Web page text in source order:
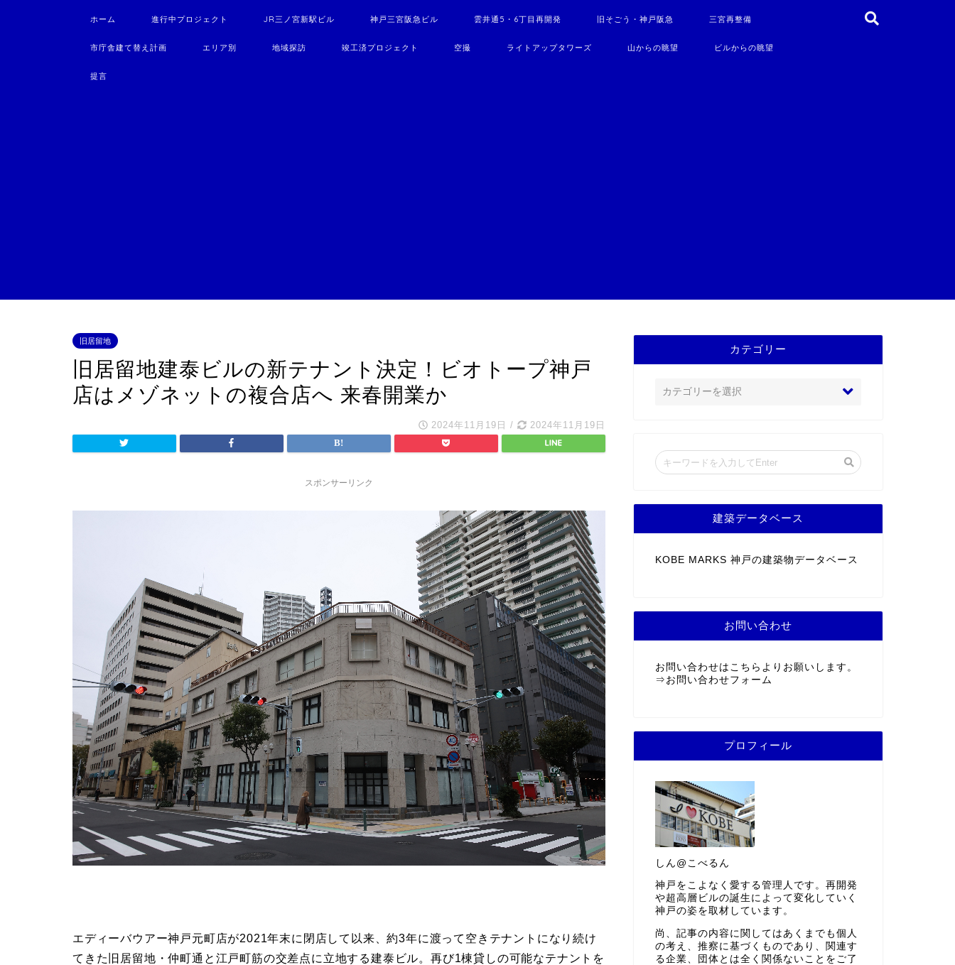
ホーム 進行中プロジェクト JR三ノ宮新駅ビル 神戸三宮阪急ビル 雲井通5・6丁目再開発 旧そごう・神戸阪急 三宮再整備
市庁舎建て替え計画 エリア別 地域探訪 竣工済プロジェクト 空撮 ライトアップタワーズ 山からの眺望 ビルからの眺望
提言
旧居留地
旧居留地建泰ビルの新テナント決定！ビオトープ神戸
店はメゾネットの複合店へ 来春開業か
2024年11月19日 / 2024年11月19日
スポンサーリンク
エディーバウアー神戸元町店が2021年末に閉店して以来、約3年に渡って空きテナントになり続け
てきた旧居留地・仲町通と江戸町筋の交差点に立地する建泰ビル。再び1棟貸しの可能なテナントを
カテゴリー
建築データベース
KOBE MARKS 神戸の建築物データベース
お問い合わせ
お問い合わせはこちらよりお願いします。
⇒ お問い合わせフォーム
プロフィール
しん@こべるん
神戸をこよなく愛する管理人です。再開発
や超高層ビルの誕生によって変化していく
神戸の姿を取材しています。
尚、記事の内容に関してはあくまでも個人
の考え、推察に基づくものであり、関連す
る企業、団体とは全く関係ないことをご了